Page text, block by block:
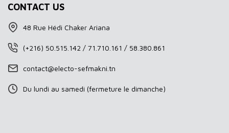
CONTACT US
48 Rue Hédi Chaker Ariana
(+216) 50.515.142 / 71.710.161 / 58.380.861
contact@electo-sefmakni.tn
Du lundi au samedi (fermeture le dimanche)